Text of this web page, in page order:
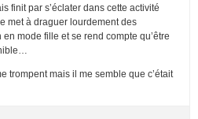
finit par s’éclater dans cette activité
met à draguer lourdement des
mode fille et se rend compte qu’être
trompent mais il me semble que c’était